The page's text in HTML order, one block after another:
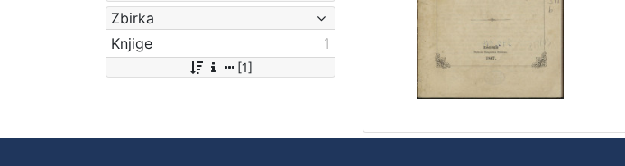
Zbirka
Knjige
1
[1]